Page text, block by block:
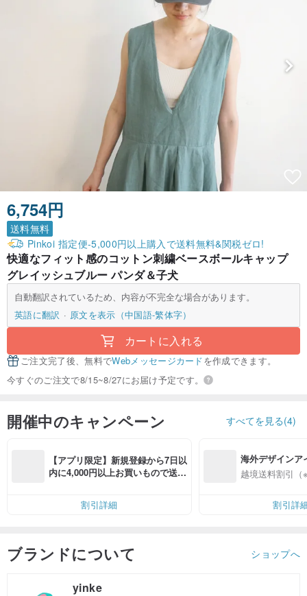
6,754円
送料無料
Pinkoi 指定便-5,000円以上購入で送料無料&関税ゼロ!
快適なフィット感のコットン刺繍ベースボールキャップ
グレイッシュブルー パンダ＆子犬
自動翻訳されているため、内容が不完全な場合があります。
英語に翻訳
原文を表示（中国語-繁体字）
カートに入れる
ご注文完了後、無料でWebメッセージカードを作成できます。
今すぐのご注文で8/15~8/27にお届け予定です。
開催中のキャンペーン すべてを見る(4)
【アプリ限定】新規登録から7日以
内に4,000円以上お買いもので送料
割引詳細
海外デザインア
入
越境送料割引（
割引詳
ブランドについて ショップへ
yinke